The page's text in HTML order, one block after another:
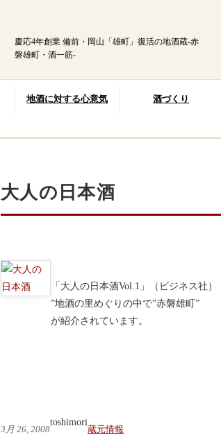
慶応4年創業 備前・岡山「雄町」復活の地酒蔵-赤
磐雄町・酒一筋-
地酒に対する心意気 酒づくり
大人の日本酒
「大人の日本酒Vol.1」（ビジネス社）
”地酒の里めぐりの中で”赤磐雄町”
が紹介されています。
3月 26, 2008
toshimori
蔵元情報